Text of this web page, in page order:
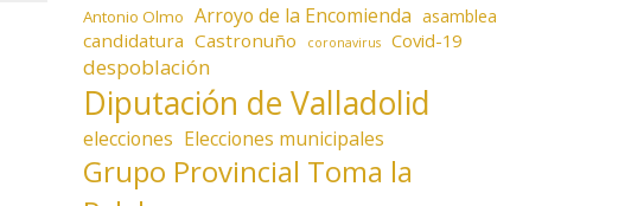
Antonio Olmo Arroyo de la Encomienda asamblea
candidatura Castronuño coronavirus Covid-19
despoblación
Diputación de Valladolid
elecciones Elecciones municipales
Grupo Provincial Toma la